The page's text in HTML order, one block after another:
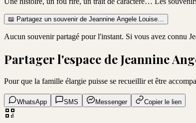
📖 Partagez un souvenir de Jeannine Angele Louise…
Aucun souvenir partagé pour l'instant. Si vous avez connu
Partager l'espace deJeannine
Pour que la famille élargie puisse se recueillir et être
WhatsApp SMS Messenger Copier le lien